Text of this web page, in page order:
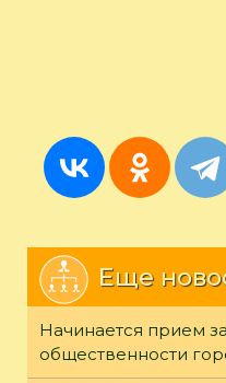
Еще
Начинается прием
общественности